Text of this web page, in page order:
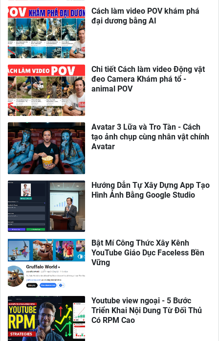
Cách làm video POV khám phá
đại dương bằng AI
Chi tiết Cách làm video Động vật
đeo Camera Khám phá tổ -
animal POV
Avatar 3 Lữa và Tro Tàn - Cách
tạo ảnh chụp cùng nhân vật chính
Avatar
Hướng Dẫn Tự Xây Dựng App Tạo
Hình Ảnh Bằng Google Studio
Bật Mí Công Thức Xây Kênh
YouTube Giáo Dục Faceless Bền
Vững
Youtube view ngoại - 5 Bước
Triển Khai Nội Dung Từ Đối Thủ
Có RPM Cao